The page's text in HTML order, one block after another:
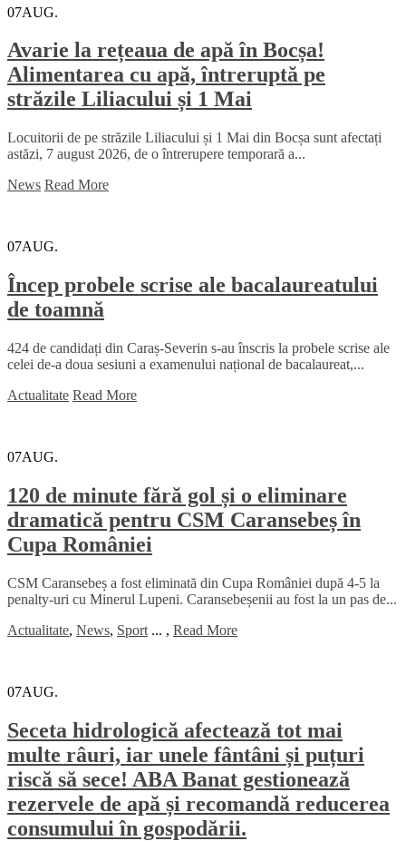
07AUG.
Avarie la rețeaua de apă în Bocșa!
Alimentarea cu apă, întreruptă pe
străzile Liliacului și 1 Mai
Locuitorii de pe străzile Liliacului și 1 Mai din Bocșa sunt afectați
astăzi, 7 august 2026, de o întrerupere temporară a...
News Read More
07AUG.
Încep probele scrise ale bacalaureatului
de toamnă
424 de candidați din Caraș-Severin s-au înscris la probele scrise ale
celei de-a doua sesiuni a examenului național de bacalaureat,...
Actualitate Read More
07AUG.
120 de minute fără gol și o eliminare
dramatică pentru CSM Caransebeș în
Cupa României
CSM Caransebeș a fost eliminată din Cupa României după 4-5 la
penalty-uri cu Minerul Lupeni. Caransebeșenii au fost la un pas de...
Actualitate, News, Sport ... , Read More
07AUG.
Seceta hidrologică afectează tot mai
multe râuri, iar unele fântâni și puțuri
riscă să sece! ABA Banat gestionează
rezervele de apă și recomandă reducerea
consumului în gospodării.